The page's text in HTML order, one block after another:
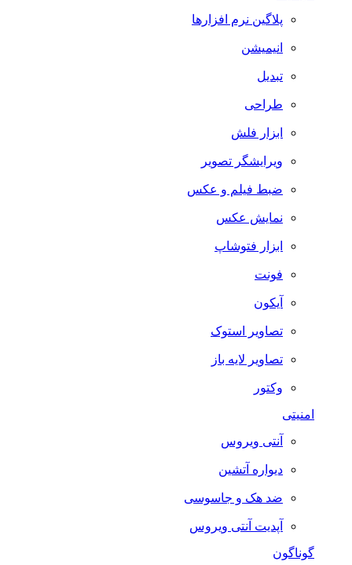
پلاگین نرم افزارها
انیمیشن
تبدیل
طراحی
ابزار فلش
ویرایشگر تصویر
ضبط فيلم و عكس
نمایش عکس
ابزار فتوشاپ
فونت
آیکون
تصاویر استوک
تصاویر لایه باز
وکتور
امنیتی
آنتی ویروس
دیواره آتشین
ضد هک و جاسوسی
آپدیت آنتی ویروس
گوناگون